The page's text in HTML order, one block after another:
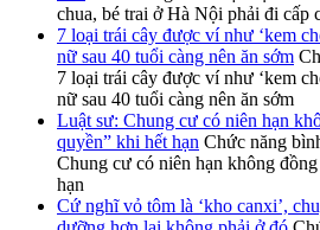
chua, bé trai ở Hà Nội phải đi cấp
7 loại trái cây được ví như ‘kem
nữ sau 40 tuổi càng nên ăn sớm
7 loại trái cây được ví như ‘kem
nữ sau 40 tuổi càng nên ăn sớm
Luật sư: Chung cư có niên hạn
quyền” khi hết hạn Chức năng
Chung cư có niên hạn không
hạn
Cứ nghĩ vỏ tôm là ‘kho canxi’,